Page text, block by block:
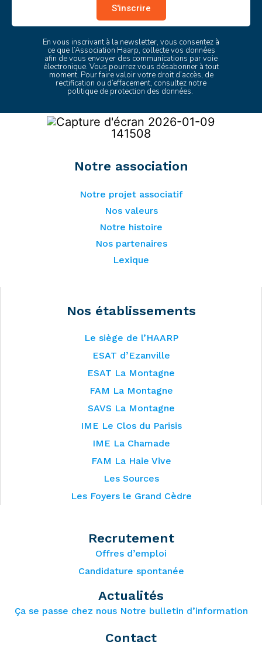
S'inscrire
En vous inscrivant à la newsletter, vous consentez à
ce que l’Association Haarp, collecte vos données
afin de vous envoyer des communications par voie
électronique. Vous pourrez vous désabonner à tout
moment. Pour faire valoir votre droit d’accès, de
rectification ou d’effacement, consultez notre
politique de protection des données.
Notre association
Notre projet associatif
Nos valeurs
Notre histoire
Nos partenaires
Lexique
Nos établissements
Le siège de l’HAARP
ESAT d’Ezanville
ESAT La Montagne
FAM La Montagne
SAVS La Montagne
IME Le Clos du Parisis
IME La Chamade
FAM La Haie Vive
Les Sources
Les Foyers le Grand Cèdre
Recrutement
Offres d’emploi
Candidature spontanée
Actualités
Ça se passe chez nous Notre bulletin d’information
Contact